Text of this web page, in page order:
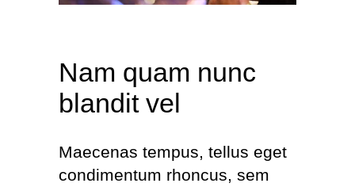
Nam quam nunc
blandit vel
Maecenas tempus, tellus eget
condimentum rhoncus, sem